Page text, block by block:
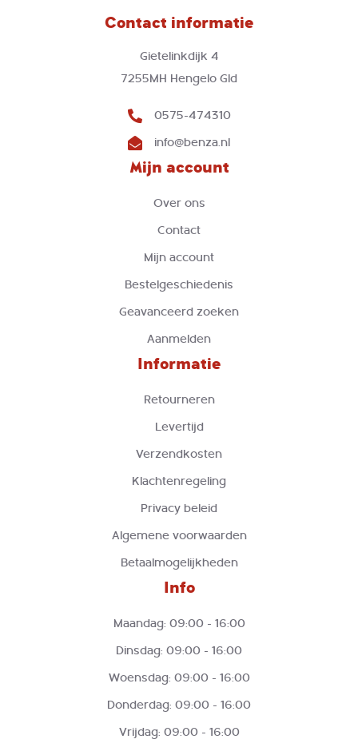
Contact informatie
Gietelinkdijk 4
7255MH Hengelo Gld
0575-474310
info@benza.nl
Mijn account
Over ons
Contact
Mijn account
Bestelgeschiedenis
Geavanceerd zoeken
Aanmelden
Informatie
Retourneren
Levertijd
Verzendkosten
Klachtenregeling
Privacy beleid
Algemene voorwaarden
Betaalmogelijkheden
Info
Maandag: 09:00 - 16:00
Dinsdag: 09:00 - 16:00
Woensdag: 09:00 - 16:00
Donderdag: 09:00 - 16:00
Vrijdag: 09:00 - 16:00